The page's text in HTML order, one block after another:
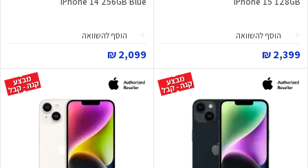
הוסף להשוואה
2,399 ₪
הוסף להשוואה
2,099 ₪